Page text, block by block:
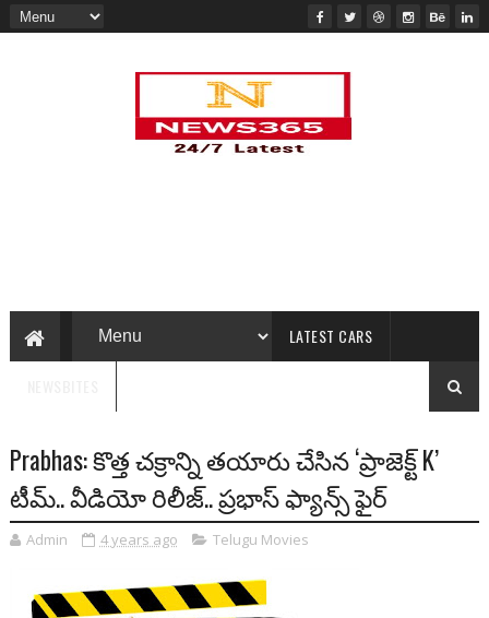
LATEST CARS
Prabhas: కొత్త చ‌క్రాన్ని త‌యారు చేసిన ‘ప్రాజెక్ట్ K’
టీమ్.. వీడియో రిలీజ్.. ప్రభాస్ ఫ్యాన్స్ ఫైర్
Admin 4 years ago Telugu Movies